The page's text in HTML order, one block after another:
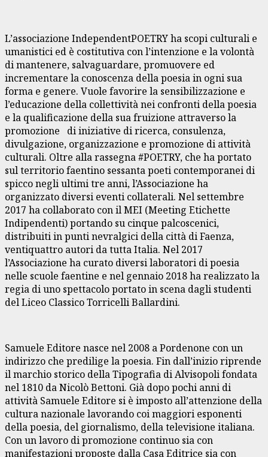
L’associazione IndependentPOETRY ha scopi culturali e
umanistici ed è costitutiva con l’intenzione e la volontà
di mantenere, salvaguardare, promuovere ed
incrementare la conoscenza della poesia in ogni sua
forma e genere. Vuole favorire la sensibilizzazione e
l’educazione della collettività nei confronti della poesia
e la qualificazione della sua fruizione attraverso la
promozione di iniziative di ricerca, consulenza,
divulgazione, organizzazione e promozione di attività
culturali. Oltre alla rassegna #POETRY, che ha portato
sul territorio faentino sessanta poeti contemporanei di
spicco negli ultimi tre anni, l’Associazione ha
organizzato diversi eventi collaterali. Nel settembre
2017 ha collaborato con il MEI (Meeting Etichette
Indipendenti) portando su cinque palcoscenici,
distribuiti in punti nevralgici della città di Faenza,
ventiquattro autori da tutta Italia. Nel 2017
l’Associazione ha curato diversi laboratori di poesia
nelle scuole faentine e nel gennaio 2018 ha realizzato la
regia di uno spettacolo portato in scena dagli studenti
del Liceo Classico Torricelli Ballardini.
Samuele Editore nasce nel 2008 a Pordenone con un
indirizzo che predilige la poesia. Fin dall’inizio riprende
il marchio storico della Tipografia di Alvisopoli fondata
nel 1810 da Nicolò Bettoni. Già dopo pochi anni di
attività Samuele Editore si è imposto all’attenzione della
cultura nazionale lavorando coi maggiori esponenti
della poesia, del giornalismo, della televisione italiana.
Con un lavoro di promozione continuo sia con
manifestazioni proposte dalla Casa Editrice sia con